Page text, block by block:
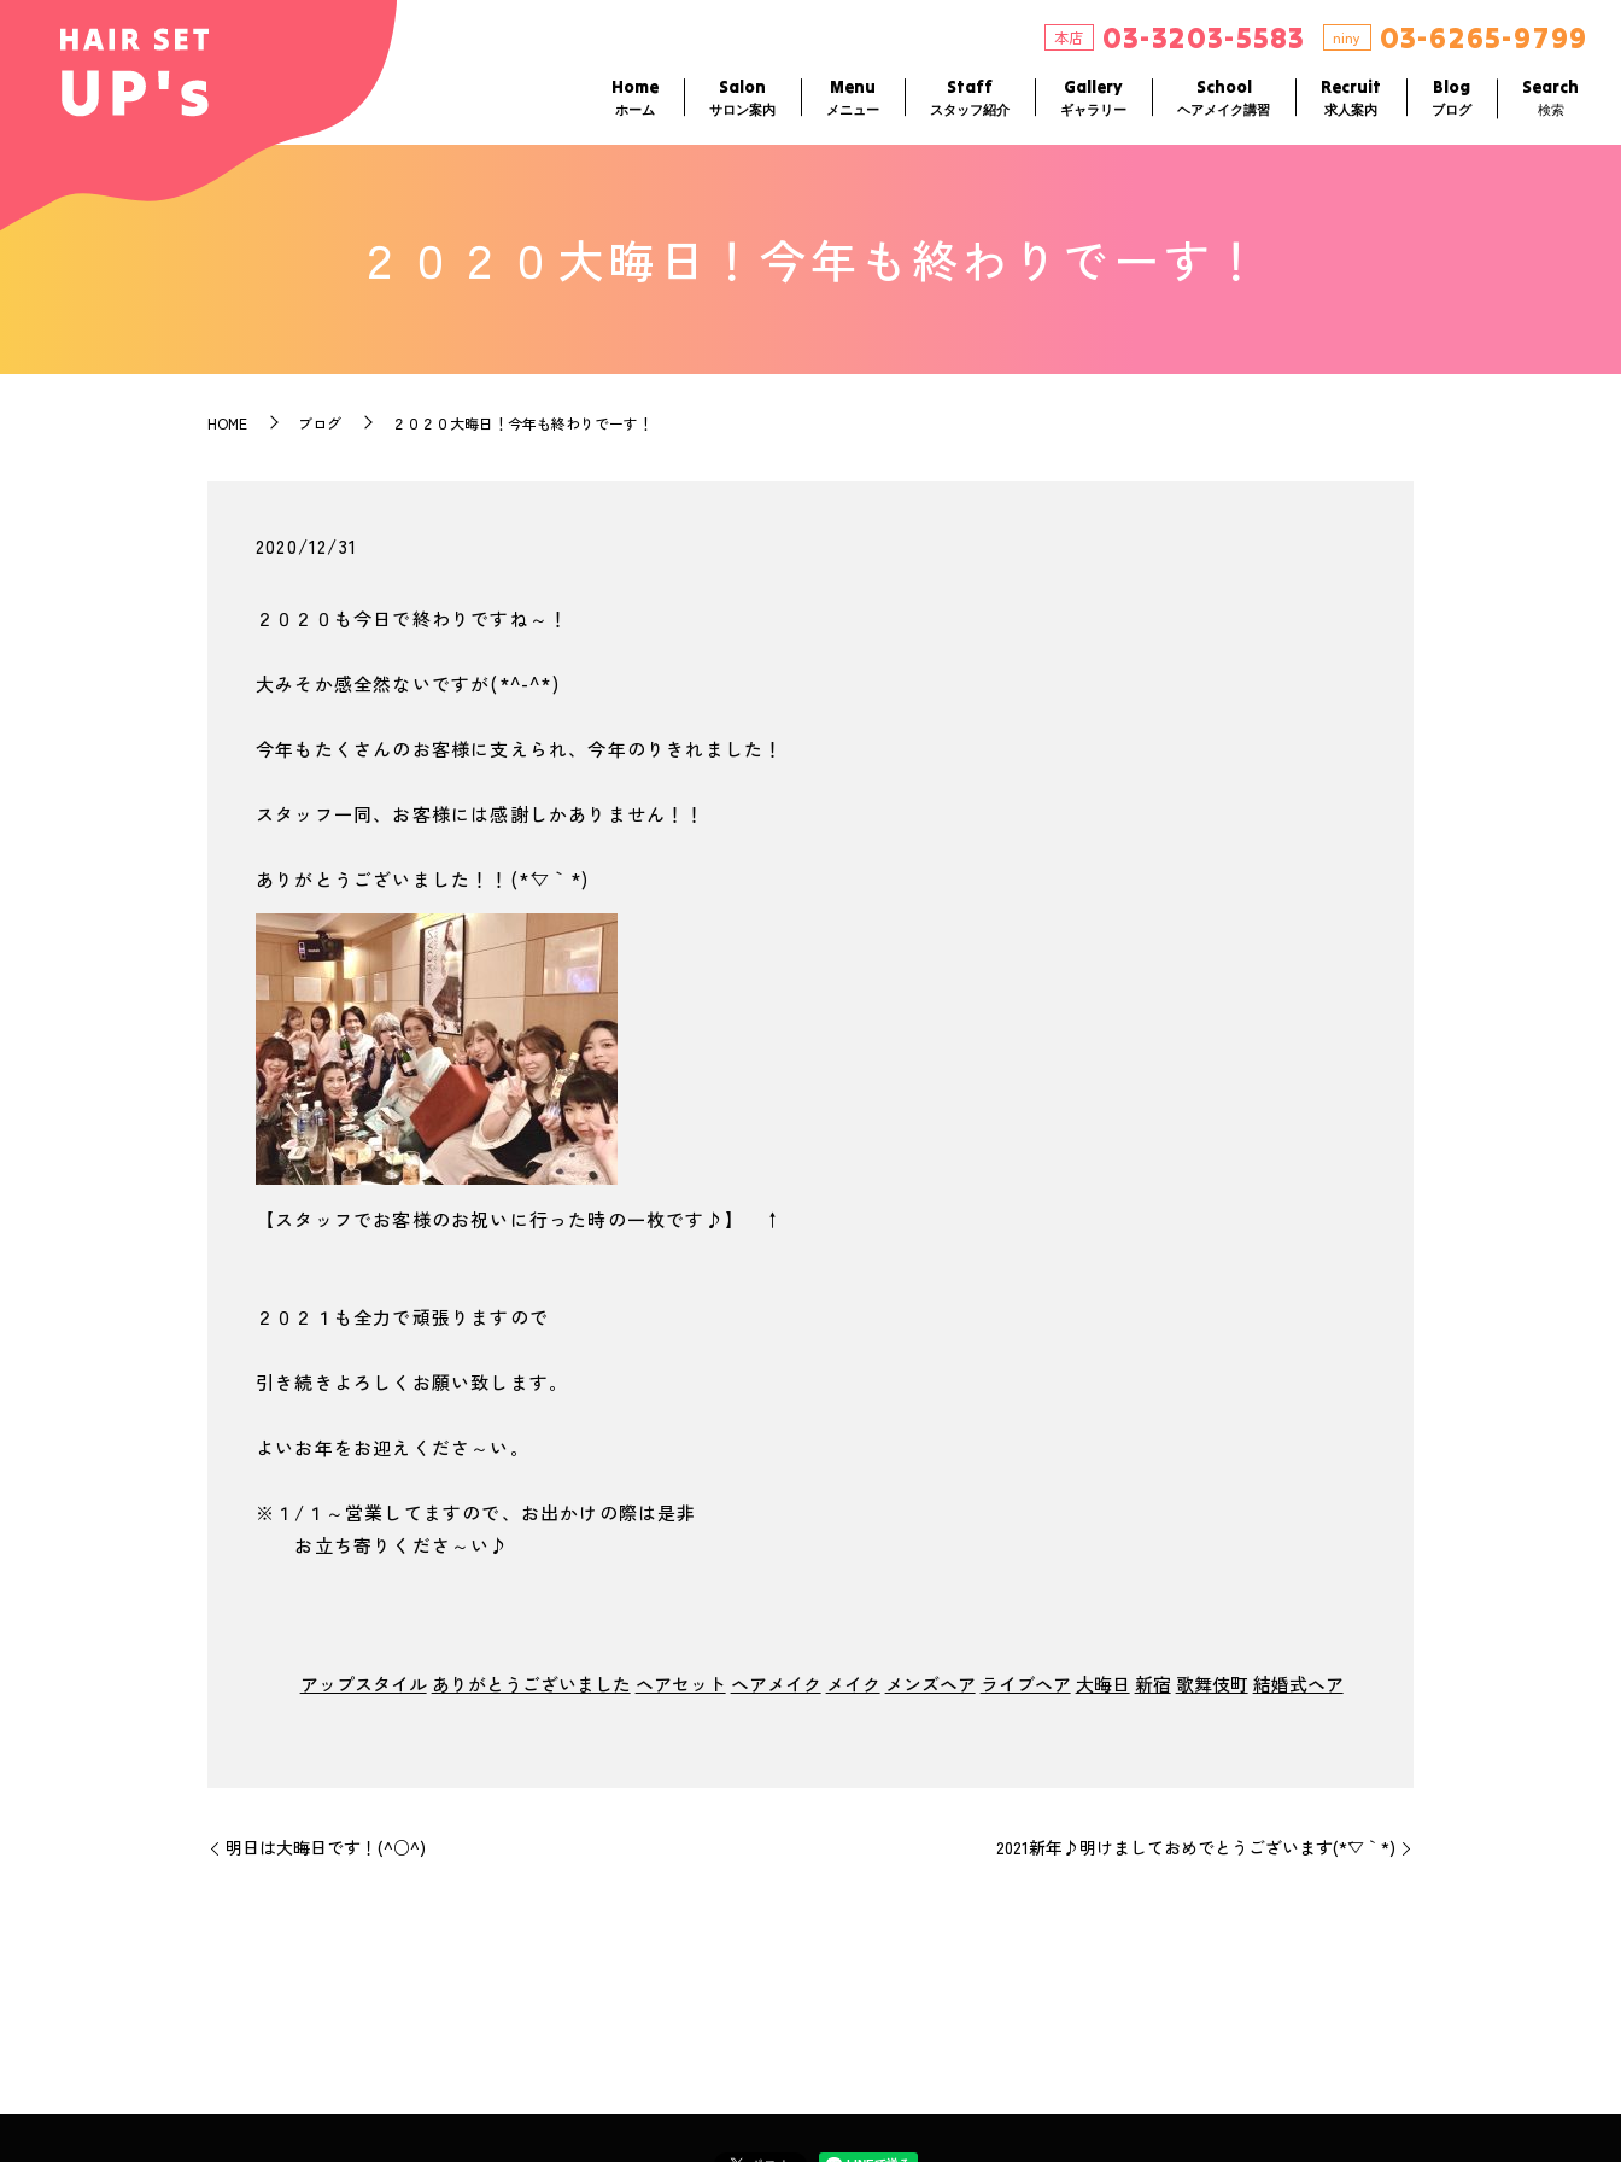
本店 03-3203-5583 niny 03-6265-9799
Home
ホーム
Salon
サロン案内
Menu
メニュー
Staff
スタッフ紹介
Gallery
ギャラリー
School
ヘアメイク講習
Recruit
求人案内
Blog
ブログ
Search
検索
２０２０大晦日！今年も終わりでーす！
HOME ブログ ２０２０大晦日！今年も終わりでーす！
2020/12/31
２０２０も今日で終わりですね～！
大みそか感全然ないですが(*^-^*)
今年もたくさんのお客様に支えられ、今年のりきれました！
スタッフ一同、お客様には感謝しかありません！！
ありがとうございました！！(*´▽｀*)
【スタッフでお客様のお祝いに行った時の一枚です♪】 ↑
２０２１も全力で頑張りますので
引き続きよろしくお願い致します。
よいお年をお迎えくださ～い。
※１/１～営業してますので、お出かけの際は是非
お立ち寄りくださ～い♪
アップスタイル ありがとうございました ヘアセット ヘアメイク メイク メンズヘア ライブヘア 大晦日 新宿 歌舞伎町 結婚式ヘア
明日は大晦日です！(^○^) 2021新年♪明けましておめでとうございます(*´▽｀*)